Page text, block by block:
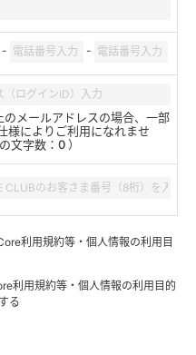
- -
のメールアドレスの場合、一部
様によりご利用になれませ
文字数： 0）
利用規約等・個人情報の利用目
利用規約等・個人情報の利用目的
る